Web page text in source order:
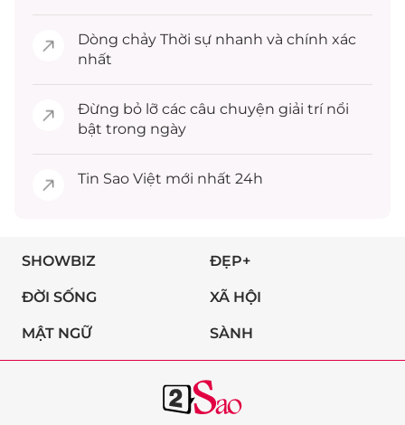
Dòng chảy Thời sự nhanh và chính xác
nhất
Đừng bỏ lỡ các câu chuyện giải trínổi
bật trong ngày
Tin Sao Việt mới nhất 24h
SHOWBIZ ĐẸP+
ĐỜI SỐNG XÃ HỘI
MẬT NGỮ SÀNH